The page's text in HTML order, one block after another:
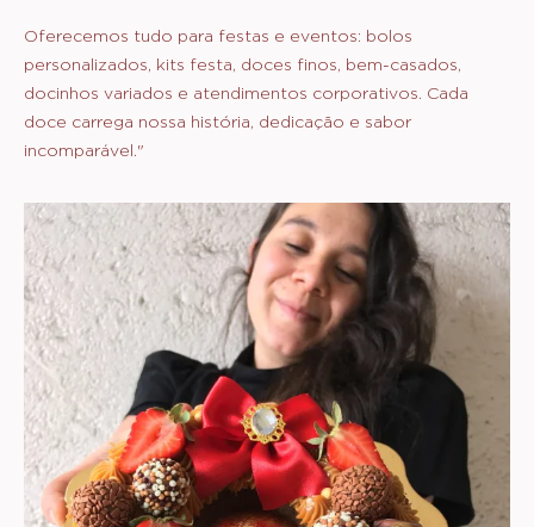
Oferecemos tudo para festas e eventos: bolos
personalizados, kits festa, doces finos, bem-casados,
docinhos variados e atendimentos corporativos. Cada
doce carrega nossa história, dedicação e sabor
incomparável."